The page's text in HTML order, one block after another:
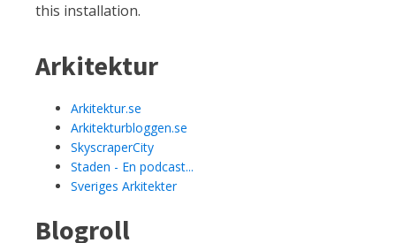
this installation.
Arkitektur
Arkitektur.se
Arkitekturbloggen.se
SkyscraperCity
Staden - En podcast...
Sveriges Arkitekter
Blogroll